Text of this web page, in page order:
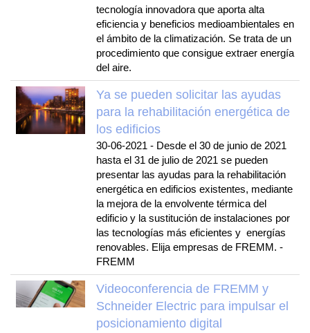
tecnología innovadora que aporta alta
eficiencia y beneficios medioambientales en
el ámbito de la climatización. Se trata de un
procedimiento que consigue extraer energía
del aire.
Ya se pueden solicitar las ayudas
para la rehabilitación energética de
los edificios
30-06-2021 - Desde el 30 de junio de 2021
hasta el 31 de julio de 2021 se pueden
presentar las ayudas para la rehabilitación
energética en edificios existentes, mediante
la mejora de la envolvente térmica del
edificio y la sustitución de instalaciones por
las tecnologías más eficientes y energías
renovables. Elija empresas de FREMM. -
FREMM
Videoconferencia de FREMM y
Schneider Electric para impulsar el
posicionamiento digital